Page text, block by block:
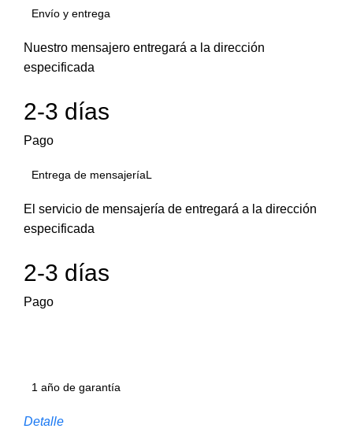
Envío y entrega
Nuestro mensajero entregará a la dirección
especificada
2-3 días
Pago
Entrega de mensajeríaL
El servicio de mensajería de entregará a la dirección
especificada
2-3 días
Pago
1 año de garantía
Detalle